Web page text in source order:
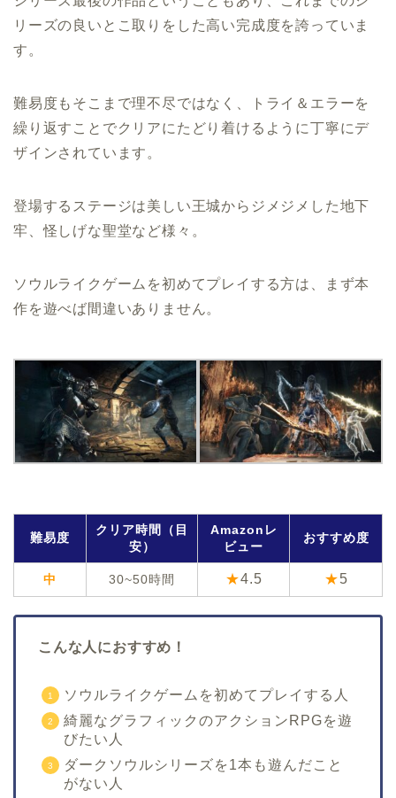
リーズの良いとこ取りをした高い完成度を誇っていま
す。
難易度もそこまで理不尽ではなく、トライ＆エラーを
繰り返すことでクリアにたどり着けるように丁寧にデ
ザインされています。
登場するステージは美しい王城からジメジメした地下
牢、怪しげな聖堂など様々。
ソウルライクゲームを初めてプレイする方は、まず本
作を遊べば間違いありません。
難易度
クリア時間（目
安）
Amazonレ
ビュー
おすすめ度
中 30~50時間 ★4.5 ★5
こんな人におすすめ！
ソウルライクゲームを初めてプレイする人
綺麗なグラフィックのアクションRPGを遊
びたい人
ダークソウルシリーズを1本も遊んだこと
がない人